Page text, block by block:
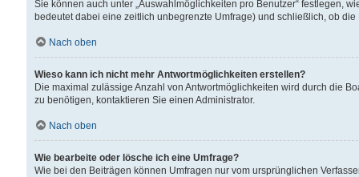
Sie können auch unter „Auswahlmöglichkeiten pro Benutzer“ festlegen,
bedeutet dabei eine zeitlich unbegrenzte Umfrage) und schließlich, ob
Nach oben
Wieso kann ich nicht mehr Antwortmöglichkeiten erstellen?
Die maximal zulässige Anzahl von Antwortmöglichkeiten wird durch die
zu benötigen, kontaktieren Sie einen Administrator.
Nach oben
Wie bearbeite oder lösche ich eine Umfrage?
Wie bei den Beiträgen können Umfragen nur vom ursprünglichen